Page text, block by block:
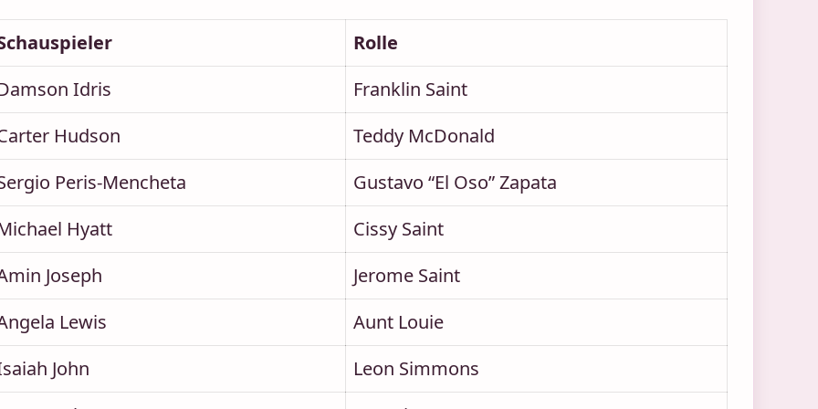
Rolle
Idris
Franklin Saint
Hudson
Teddy McDonald
Peris-Mencheta
Gustavo “El Oso” Zapata
Hyatt
Cissy Saint
Joseph
Jerome Saint
Lewis
Aunt Louie
John
Leon Simmons